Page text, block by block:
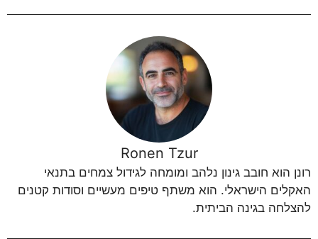
Ronen Tzur
רונן הוא חובב גינון נלהב ומומחה לגידול צמחים בתנאי
האקלים הישראלי. הוא משתף טיפים מעשיים וסודות קטנים
להצלחה בגינה הביתית.